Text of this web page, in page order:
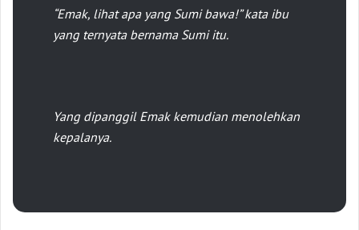
“Emak, lihat apa yang Sumi bawa!” kata ibu
yang ternyata bernama Sumi itu.
Yang dipanggil Emak kemudian menolehkan
kepalanya.